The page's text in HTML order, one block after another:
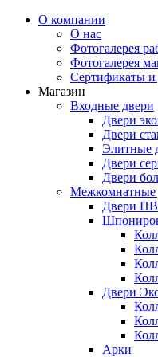
О компании
О нас
Фотогалерея
Фотогалерея
Сертификаты
Магазин
Входные двери
Двери
Двери
Элитные
Двери
Двери
Межкомнатные
Двери
Двери
Арки